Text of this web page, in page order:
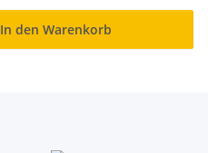
In den Warenkorb